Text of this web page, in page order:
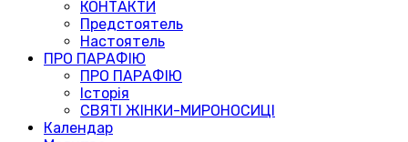
КОНТАКТИ
Предстоятель
Настоятель
ПРО ПАРАФІЮ
ПРО ПАРАФІЮ
Історія
СВЯТІ ЖІНКИ-МИРОНОСИЦІ
Календар